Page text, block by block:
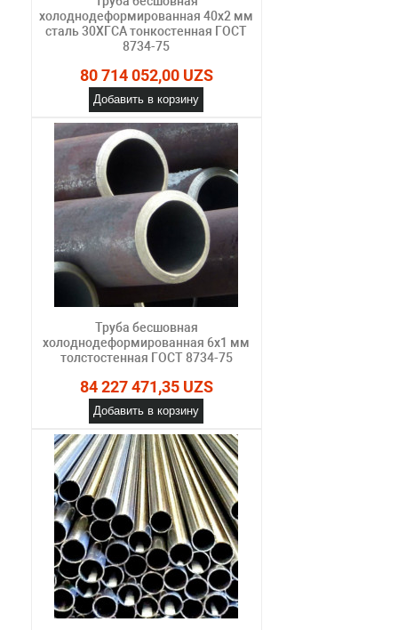
холоднодеформированная 40х2 мм
сталь 30ХГСА тонкостенная ГОСТ
8734-75
80 714 052,00 UZS
Добавить в корзину
Труба бесшовная
холоднодеформированная 6х1 мм
толстостенная ГОСТ 8734-75
84 227 471,35 UZS
Добавить в корзину